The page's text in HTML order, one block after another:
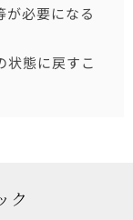
が必要になる
状態に戻すこ
ク